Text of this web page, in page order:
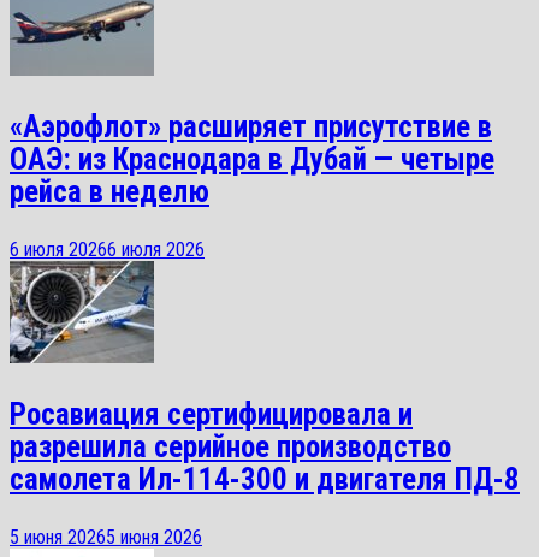
«Аэрофлот» расширяет присутствие в
ОАЭ: из Краснодара в Дубай — четыре
рейса в неделю
6 июля 20266 июля 2026
Росавиация сертифицировала и
разрешила серийное производство
самолета Ил-114-300 и двигателя ПД-8
5 июня 20265 июня 2026